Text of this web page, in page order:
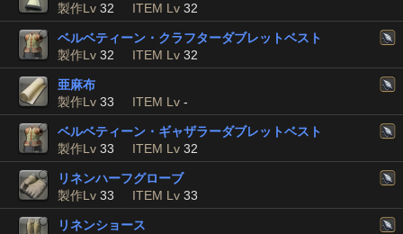
製作Lv 32 ITEM Lv 32
ベルベティーン・クラフターダブレットベスト
製作Lv 32 ITEM Lv 32
亜麻布
製作Lv 33 ITEM Lv -
ベルベティーン・ギャザラーダブレットベスト
製作Lv 33 ITEM Lv 32
リネンハーフグローブ
製作Lv 33 ITEM Lv 33
リネンショース